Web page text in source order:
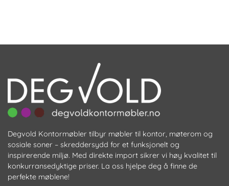
Degvold Kontormøbler tilbyr møbler til kontor, møterom og
sosiale soner – skreddersydd for et funksjonelt og
inspirerende miljø. Med direkte import sikrer vi høy kvalitet til
konkurransedyktige priser. La oss hjelpe deg å finne de
perfekte møblene!